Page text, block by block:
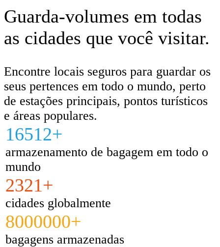
Guarda-volumes em todas
as cidades que você visitar.
Encontre locais seguros para guardar os
seus pertences em todo o mundo, perto
de estações principais, pontos turísticos
e áreas populares.
16512+
armazenamento de bagagem em todo o
mundo
2321+
cidades globalmente
8000000+
bagagens armazenadas